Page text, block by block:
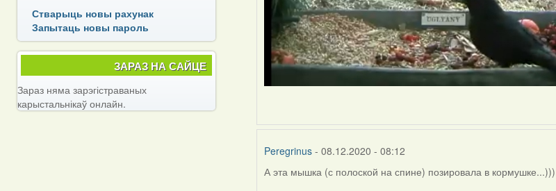
Peregrinus - 08.12.2020 - 08:12
А эта мышка (с полоской на спине) позировала в кормушке...)))
Стварыць новы рахунак
Запытаць новы пароль
ЗАРАЗ НА САЙЦЕ
Зараз няма зарэгістраваных
карыстальнікаў онлайн.